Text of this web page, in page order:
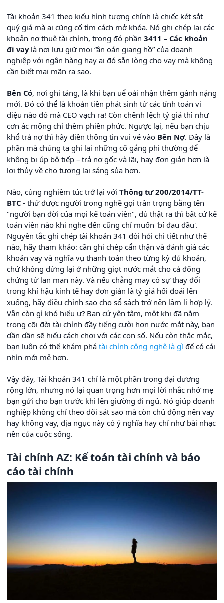
Tài khoản 341 theo kiểu hình tượng chính là chiếc két sắt
quý giá mà ai cũng cố tìm cách mở khóa. Nó ghi chép lại các
khoản nợ thuê tài chính, trong đó phần 3411 – Các khoản
đi vaylà nơi lưu giữ mọi “ân oán giang hồ” của doanh
nghiệp với ngân hàng hay ai đó sẵn lòng cho vay mà không
cần biết mai mãn ra sao.
Bên Có, nơi ghi tăng, là khi bạn uể oải nhận thêm gánh nặng
mới. Đó có thể là khoản tiền phát sinh từ các tính toán vi
diệu nào đó mà CEO vạch ra! Còn chênh lệch tỷ giá thì như
cơn ác mộng chỉ thêm phiền phức. Ngược lại, nếu bạn chịu
khổ trả nợ thì hãy điền thông tin vui vẻ vào Bên Nợ. Đây là
phần mà chúng ta ghi lại những cố gắng phi thường để
không bị úp bô tiếp – trả nợ gốc và lãi, hay đơn giản hơn là
lợi thủy về cho tương lai sáng sủa hơn.
Nào, cùng nghiêm túc trở lại với Thông tư 200/2014/TT-
BTC - thứ được người trong nghề gọi trân trọng bằng tên
"người bạn đời của mọi kế toán viên", dù thật ra thì bất cứ kế
toán viên nào khi nghe đến cũng chỉ muốn 'bí đau đầu'.
Nguyên tắc ghi chép tài khoản 341 đòi hỏi chi tiết như thế
nào, hãy tham khảo: cần ghi chép cẩn thận và đánh giá các
khoản vay và nghĩa vụ thanh toán theo từng kỳ đủ khoản,
chứ không dừng lại ở những giọt nước mắt cho cả đống
chứng từ lan man này. Và nếu chẳng may có sự thay đổi
trong khí hậu kinh tế hay đơn giản là tỷ giá hối đoái lên
xuống, hãy điều chỉnh sao cho sổ sách trở nên lâm li hợp lý.
Vẫn còn gì khó hiểu ư? Bạn cứ yên tâm, một khi đã nằm
trong cõi đời tài chính đầy tiếng cười hơn nước mắt này, bạn
dần dần sẽ hiểu cách chơi với các con số. Nếu còn thắc mắc,
bạn luôn có thể khám phá tài chính công nghệ là gì để có cái
nhìn mới mẻ hơn.
Vậy đấy, Tài khoản 341 chỉ là một phần trong đại dương
rộng lớn, nhưng nó lại quan trọng hơn mọi lời nhắc nhở mẹ
bạn gửi cho bạn trước khi lên giường đi ngủ. Nó giúp doanh
nghiệp không chỉ theo dõi sát sao mà còn chủ động nên vay
hay không vay, địa ngục này có ý nghĩa hay chỉ như bài nhạc
nền của cuộc sống.
Tài chính AZ: Kế toán tài chính và báo
cáo tài chính